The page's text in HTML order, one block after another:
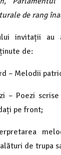
de rang
invitații au
de:
– Melodii
– Poezi
pe front;
de trupa